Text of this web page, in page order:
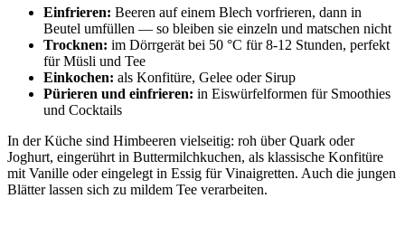
Einfrieren: Beeren auf einem Blech vorfrieren, dann in
Beutel umfüllen — so bleiben sie einzeln und matschen nicht
Trocknen: im Dörrgerät bei 50 °C für 8-12 Stunden, perfekt
für Müsli und Tee
Einkochen: als Konfitüre, Gelee oder Sirup
Pürieren und einfrieren: in Eiswürfelformen für Smoothies
und Cocktails
In der Küche sind Himbeeren vielseitig: roh über Quark oder
Joghurt, eingerührt in Buttermilchkuchen, als klassische Konfitüre
mit Vanille oder eingelegt in Essig für Vinaigretten. Auch die jungen
Blätter lassen sich zu mildem Tee verarbeiten.